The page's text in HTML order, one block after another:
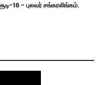
16 - புலவர் சங்கரலிங்கம்.